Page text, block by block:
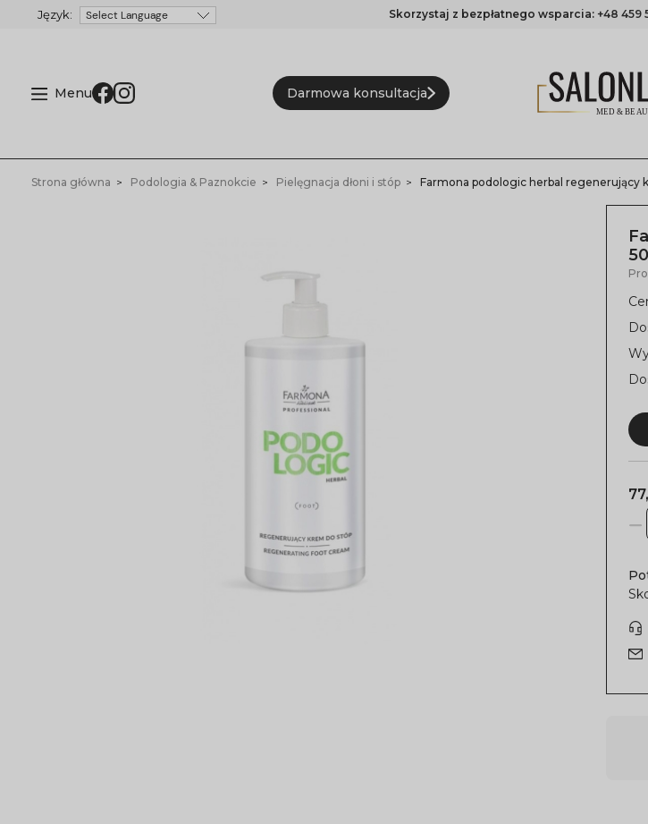
Skorzystaj z bezpłatnego wsparcia: +48 459
Menu Darmowa konsultacja
Strona główna Podologia & Paznokcie Pielęgnacja dłoni i stóp Farmona podologic herbal regenerujący